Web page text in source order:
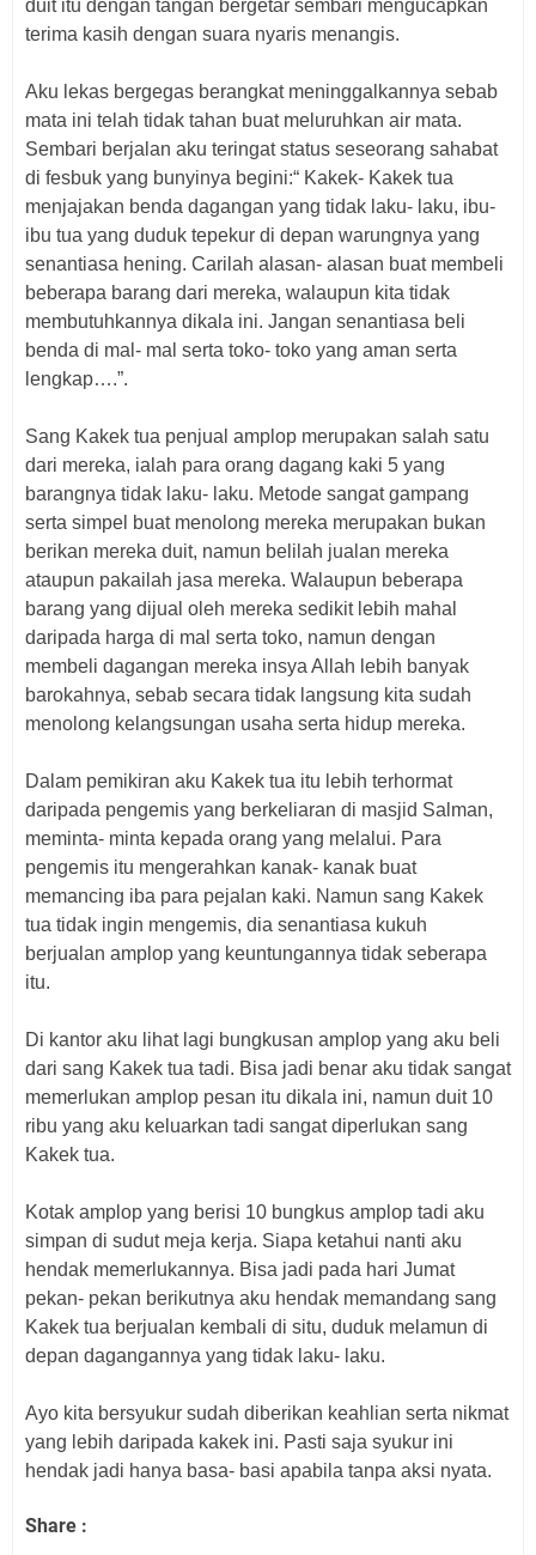
duit itu dengan tangan bergetar sembari mengucapkan
terima kasih dengan suara nyaris menangis.
Aku lekas bergegas berangkat meninggalkannya sebab
mata ini telah tidak tahan buat meluruhkan air mata.
Sembari berjalan aku teringat status seseorang sahabat
di fesbuk yang bunyinya begini:“ Kakek- Kakek tua
menjajakan benda dagangan yang tidak laku- laku, ibu-
ibu tua yang duduk tepekur di depan warungnya yang
senantiasa hening. Carilah alasan- alasan buat membeli
beberapa barang dari mereka, walaupun kita tidak
membutuhkannya dikala ini. Jangan senantiasa beli
benda di mal- mal serta toko- toko yang aman serta
lengkap….”.
Sang Kakek tua penjual amplop merupakan salah satu
dari mereka, ialah para orang dagang kaki 5 yang
barangnya tidak laku- laku. Metode sangat gampang
serta simpel buat menolong mereka merupakan bukan
berikan mereka duit, namun belilah jualan mereka
ataupun pakailah jasa mereka. Walaupun beberapa
barang yang dijual oleh mereka sedikit lebih mahal
daripada harga di mal serta toko, namun dengan
membeli dagangan mereka insya Allah lebih banyak
barokahnya, sebab secara tidak langsung kita sudah
menolong kelangsungan usaha serta hidup mereka.
Dalam pemikiran aku Kakek tua itu lebih terhormat
daripada pengemis yang berkeliaran di masjid Salman,
meminta- minta kepada orang yang melalui. Para
pengemis itu mengerahkan kanak- kanak buat
memancing iba para pejalan kaki. Namun sang Kakek
tua tidak ingin mengemis, dia senantiasa kukuh
berjualan amplop yang keuntungannya tidak seberapa
itu.
Di kantor aku lihat lagi bungkusan amplop yang aku beli
dari sang Kakek tua tadi. Bisa jadi benar aku tidak sangat
memerlukan amplop pesan itu dikala ini, namun duit 10
ribu yang aku keluarkan tadi sangat diperlukan sang
Kakek tua.
Kotak amplop yang berisi 10 bungkus amplop tadi aku
simpan di sudut meja kerja. Siapa ketahui nanti aku
hendak memerlukannya. Bisa jadi pada hari Jumat
pekan- pekan berikutnya aku hendak memandang sang
Kakek tua berjualan kembali di situ, duduk melamun di
depan dagangannya yang tidak laku- laku.
Ayo kita bersyukur sudah diberikan keahlian serta nikmat
yang lebih daripada kakek ini. Pasti saja syukur ini
hendak jadi hanya basa- basi apabila tanpa aksi nyata.
Share :